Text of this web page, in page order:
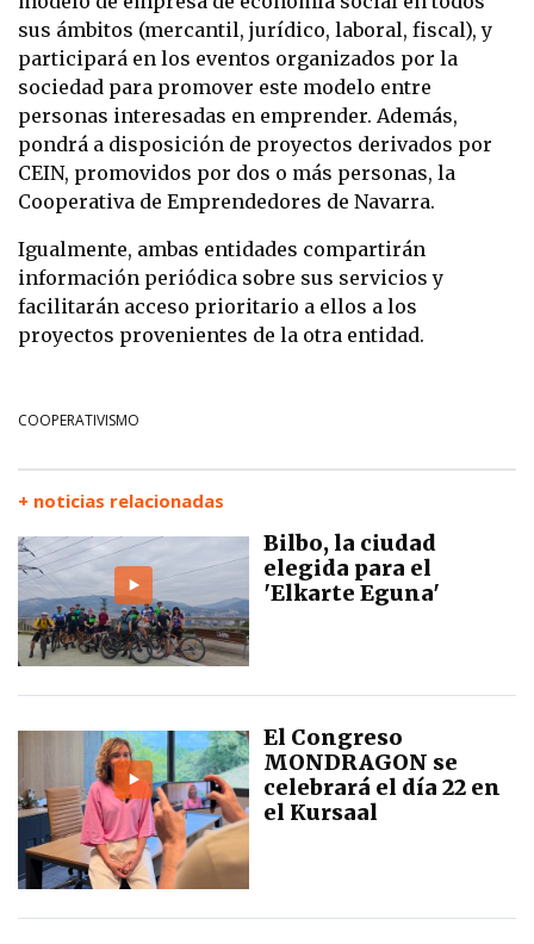
sus ámbitos (mercantil, jurídico, laboral, fiscal), y
participará en los eventos organizados por la
sociedad para promover este modelo entre
personas interesadas en emprender. Además,
pondrá a disposición de proyectos derivados por
CEIN, promovidos por dos o más personas, la
Cooperativa de Emprendedores de Navarra.
Igualmente, ambas entidades compartirán
información periódica sobre sus servicios y
facilitarán acceso prioritario a ellos a los
proyectos provenientes de la otra entidad.
COOPERATIVISMO
+ noticias relacionadas
Bilbo, la ciudad
elegida para el
'Elkarte Eguna'
El Congreso
MONDRAGON se
celebrará el día 22 en
el Kursaal